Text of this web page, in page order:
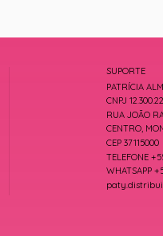
SUPORTE
PATRÍCIA
CNPJ
RUA JOÃO
CENTRO,
CEP 37115000
TELEFONE
WHATSAPP